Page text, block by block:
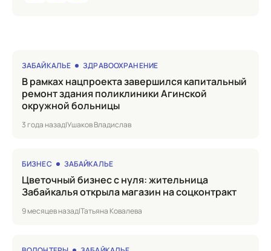
ЗАБАЙКАЛЬЕ ЗДРАВООХРАНЕНИЕ
в рамках нацпроекта завершился капитальный
ремонт здания поликлиники Агинской
окружной больницы
3 года назад|Ушаков Владислав
БИЗНЕС ЗАБАЙКАЛЬЕ
Цветочный бизнес с нуля: жительница
Забайкалья открыла магазин на соцконтракт
9 месяцев назад|Татьяна Ковалева